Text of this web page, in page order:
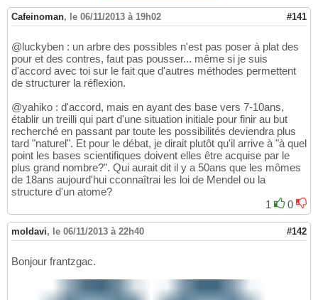
Cafeinoman, le 06/11/2013 à 19h02 #141
@luckyben : un arbre des possibles n'est pas poser à plat des
pour et des contres, faut pas pousser... même si je suis
d'accord avec toi sur le fait que d'autres méthodes permettent
de structurer la réflexion.
@yahiko : d'accord, mais en ayant des base vers 7-10ans,
établir un treilli qui part d'une situation initiale pour finir au but
recherché en passant par toute les possibilités deviendra plus
tard "naturel". Et pour le débat, je dirait plutôt qu'il arrive à "à quel
point les bases scientifiques doivent elles être acquise par le
plus grand nombre?". Qui aurait dit il y a 50ans que les mômes
de 18ans aujourd'hui cconnaîtrai les loi de Mendel ou la
structure d'un atome?
1
0
moldavi, le 06/11/2013 à 22h40 #142
Bonjour frantzgac.